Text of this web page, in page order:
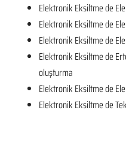
Elektronik Eksiltme de
Elektronik Eksiltme de
Elektronik Eksiltme de
Elektronik Eksiltme de
oluşturma
Elektronik Eksiltme de
Elektronik Eksiltme de